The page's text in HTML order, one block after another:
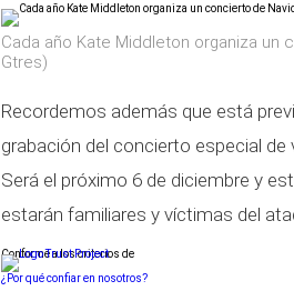
Cada año Kate Middleton organiza un
Gtres)
Recordemos además que está
grabación del concierto especial
Será el próximo 6 de diciembre y
estarán familiares y víctimas del
Conforme a los criterios de
¿Por qué confiar en nosotros?